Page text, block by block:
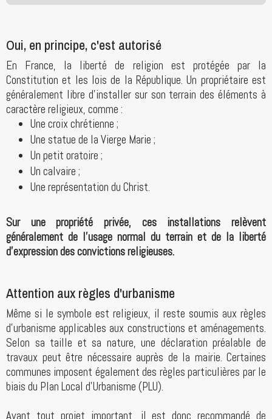
Oui, en principe, c'est autorisé
En France, la liberté de religion est protégée par la
Constitution et les lois de la République. Un propriétaire est
généralement libre d'installer sur son terrain des éléments à
caractère religieux, comme :
Une croix chrétienne ;
Une statue de la Vierge Marie ;
Un petit oratoire ;
Un calvaire ;
Une représentation du Christ.
Sur une propriété privée, ces installations relèvent
généralement de l'usage normal du terrain et de la liberté
d'expression des convictions religieuses.
Attention aux règles d'urbanisme
Même si le symbole est religieux, il reste soumis aux règles
d'urbanisme applicables aux constructions et aménagements.
Selon sa taille et sa nature, une déclaration préalable de
travaux peut être nécessaire auprès de la mairie. Certaines
communes imposent également des règles particulières par le
biais du Plan Local d'Urbanisme (PLU).
Avant tout projet important, il est donc recommandé de